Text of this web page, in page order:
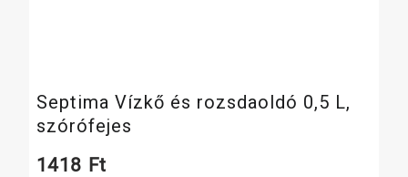
Septima Vízkő és rozsdaoldó 0,5 L,
szórófejes
1418 Ft